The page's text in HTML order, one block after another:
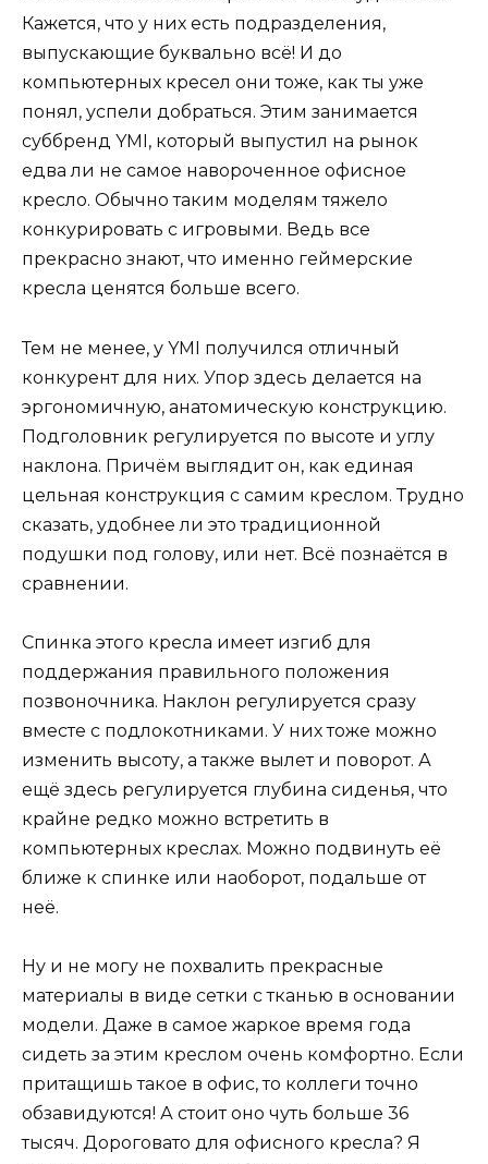
Кажется, что у них есть подразделения,
выпускающие буквально всё! И до
компьютерных кресел они тоже, как ты уже
понял, успели добраться. Этим занимается
суббренд YMI, который выпустил на рынок
едва ли не самое навороченное офисное
кресло. Обычно таким моделям тяжело
конкурировать с игровыми. Ведь все
прекрасно знают, что именно геймерские
кресла ценятся больше всего.
Тем не менее, у YMI получился отличный
конкурент для них. Упор здесь делается на
эргономичную, анатомическую конструкцию.
Подголовник регулируется по высоте и углу
наклона. Причём выглядит он, как единая
цельная конструкция с самим креслом. Трудно
сказать, удобнее ли это традиционной
подушки под голову, или нет. Всё познаётся в
сравнении.
Спинка этого кресла имеет изгиб для
поддержания правильного положения
позвоночника. Наклон регулируется сразу
вместе с подлокотниками. У них тоже можно
изменить высоту, а также вылет и поворот. А
ещё здесь регулируется глубина сиденья, что
крайне редко можно встретить в
компьютерных креслах. Можно подвинуть её
ближе к спинке или наоборот, подальше от
неё.
Ну и не могу не похвалить прекрасные
материалы в виде сетки с тканью в основании
модели. Даже в самое жаркое время года
сидеть за этим креслом очень комфортно. Если
притащишь такое в офис, то коллеги точно
обзавидуются! А стоит оно чуть больше 36
тысяч. Дороговато для офисного кресла? Я